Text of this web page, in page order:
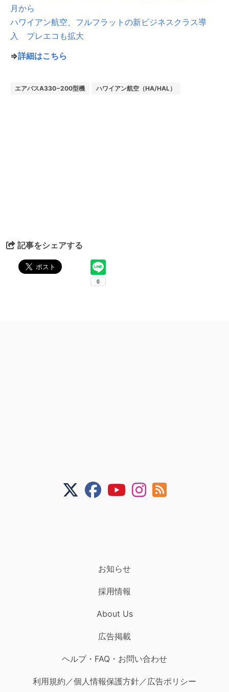
月から
ハワイアン航空、フルフラットの新ビジネスクラス導
入 プレエコも拡大
⇒詳細はこちら
エアバスA330−200型機 ハワイアン航空（HA/HAL）
記事をシェアする
お知らせ
採用情報
About Us
広告掲載
ヘルプ・FAQ・お問い合わせ
利用規約／個人情報保護方針／広告ポリシー